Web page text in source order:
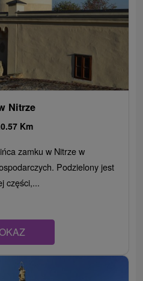
Nitrze
0.57 Km
zamku w Nitrze w
Podzielony jest
części,...